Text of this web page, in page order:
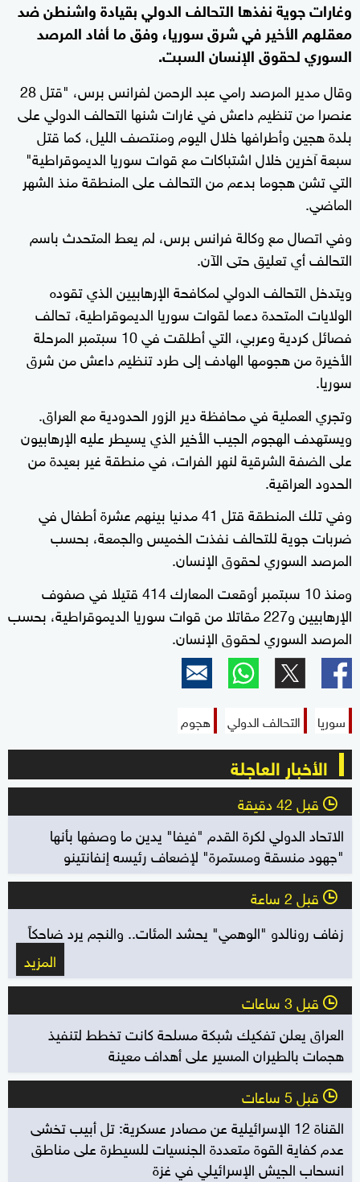
وغارات جوية نفذها التحالف الدولي بقيادة واشنطن ضد
معقلهم الأخير في شرق سوريا، وفق ما أفاد المرصد
السوري لحقوق الإنسان السبت.
وقال مدير المرصد رامي عبد الرحمن لفرانس برس، "قتل 28
عنصرا من تنظيم داعش في غارات شنها التحالف الدولي على
بلدة هجين وأطرافها خلال اليوم ومنتصف الليل، كما قتل
سبعة آخرين خلال اشتباكات مع قوات سوريا الديموقراطية"
التي تشن هجوما بدعم من التحالف على المنطقة منذ الشهر
الماضي.
وفي اتصال مع وكالة فرانس برس، لم يعط المتحدث باسم
التحالف أي تعليق حتى الآن.
ويتدخل التحالف الدولي لمكافحة الإرهابيين الذي تقوده
الولايات المتحدة دعما لقوات سوريا الديموقراطية، تحالف
فصائل كردية وعربي، التي أطلقت في 10 سبتمبر المرحلة
الأخيرة من هجومها الهادف إلى طرد تنظيم داعش من شرق
سوريا.
وتجري العملية في محافظة دير الزور الحدودية مع العراق.
ويستهدف الهجوم الجيب الأخير الذي يسيطر عليه الإرهابيون
على الضفة الشرقية لنهر الفرات، في منطقة غير بعيدة من
الحدود العراقية.
وفي تلك المنطقة قتل 41 مدنيا بينهم عشرة أطفال في
ضربات جوية للتحالف نفذت الخميس والجمعة، بحسب
المرصد السوري لحقوق الإنسان.
ومنذ 10 سبتمبر أوقعت المعارك 414 قتيلا في صفوف
الإرهابيين و227 مقاتلا من قوات سوريا الديموقراطية، بحسب
المرصد السوري لحقوق الإنسان.
سوريا التحالف الدولي هجوم
الأخبار العاجلة
l قبل 42 دقيقة
الاتحاد الدولي لكرة القدم "فيفا" يدين ما وصفها بأنها
"جهود منسقة ومستمرة" لإضعاف رئيسه إنفانتينو
l قبل 2 ساعة
زفاف رونالدو "الوهمي" يحشد المئات.. والنجم يرد ضاحكاً
المزيد
l قبل 3 ساعات
العراق يعلن تفكيك شبكة مسلحة كانت تخطط لتنفيذ
هجمات بالطيران المسير على أهداف معينة
l قبل 5 ساعات
القناة 12 الإسرائيلية عن مصادر عسكرية: تل أبيب تخشى
عدم كفاية القوة متعددة الجنسيات للسيطرة على مناطق
انسحاب الجيش الإسرائيلي في غزة